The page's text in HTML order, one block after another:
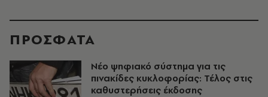
ΠΡΟΣΦΑΤΑ
Νέο ψηφιακό σύστημα για τις
πινακίδες κυκλοφορίας: Τέλος στις
καθυστερήσεις έκδοσης